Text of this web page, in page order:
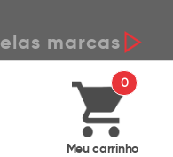
marcas
0
Meu carrinho